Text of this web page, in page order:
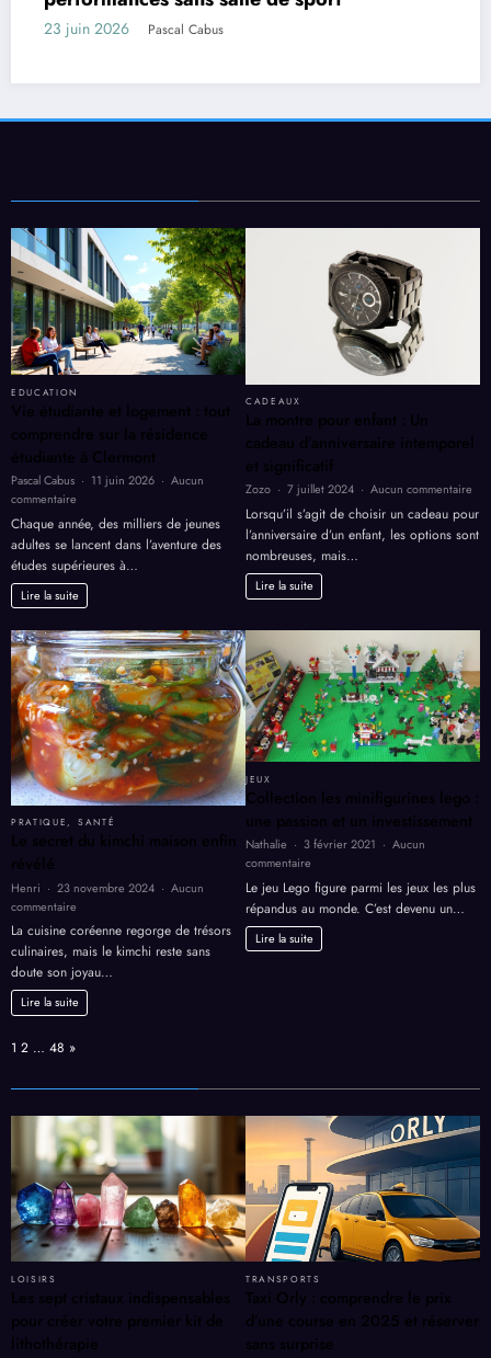
Idées de cadeaux pour une famille
expatriée
EDUCATION
Vie étudiante et logement : tout
comprendre sur la résidence
étudiante à Clermont
Pascal Cabus 11 juin 2026
Aucun
commentairesur
Vie
étudiante
et
logement
:
tout
comprendre
sur
la
résidence
étudiante
à
Clermont
Chaque année, des milliers de jeunes
adultes se lancent dans l’aventure des
études supérieures à…
Lire la suite
CADEAUX
La montre pour enfant : Un
cadeau d’anniversaire intemporel
et significatif
Zozo 7 juillet 2024 Aucun commentairesur
et
Lorsqu’il s’agit de choisir un cadeau pour
l’anniversaire d’un enfant, les options sont
nombreuses, mais…
Lire la suite
PRATIQUE
Le secret du kimchi maison enfin
révélé
Henri 23 novembre 2024
Aucun
commentairesur
secret
du
kimchi
La cuisine coréenne regorge de trésors
culinaires, mais le kimchi reste sans
doute son joyau…
Lire la suite
JEUX
Collection les minifigurines lego :
une passion et un investissement
Nathalie 3 février 2021
Aucun
commentairesur
les
investissement
Le jeu Lego figure parmi les jeux les plus
répandus au monde. C’est devenu un…
Page:
1 2 … 48Next
»
LOISIRS
Les sept cristaux indispensables
TRANSPORTS
Taxi Orly : comprendre le prix